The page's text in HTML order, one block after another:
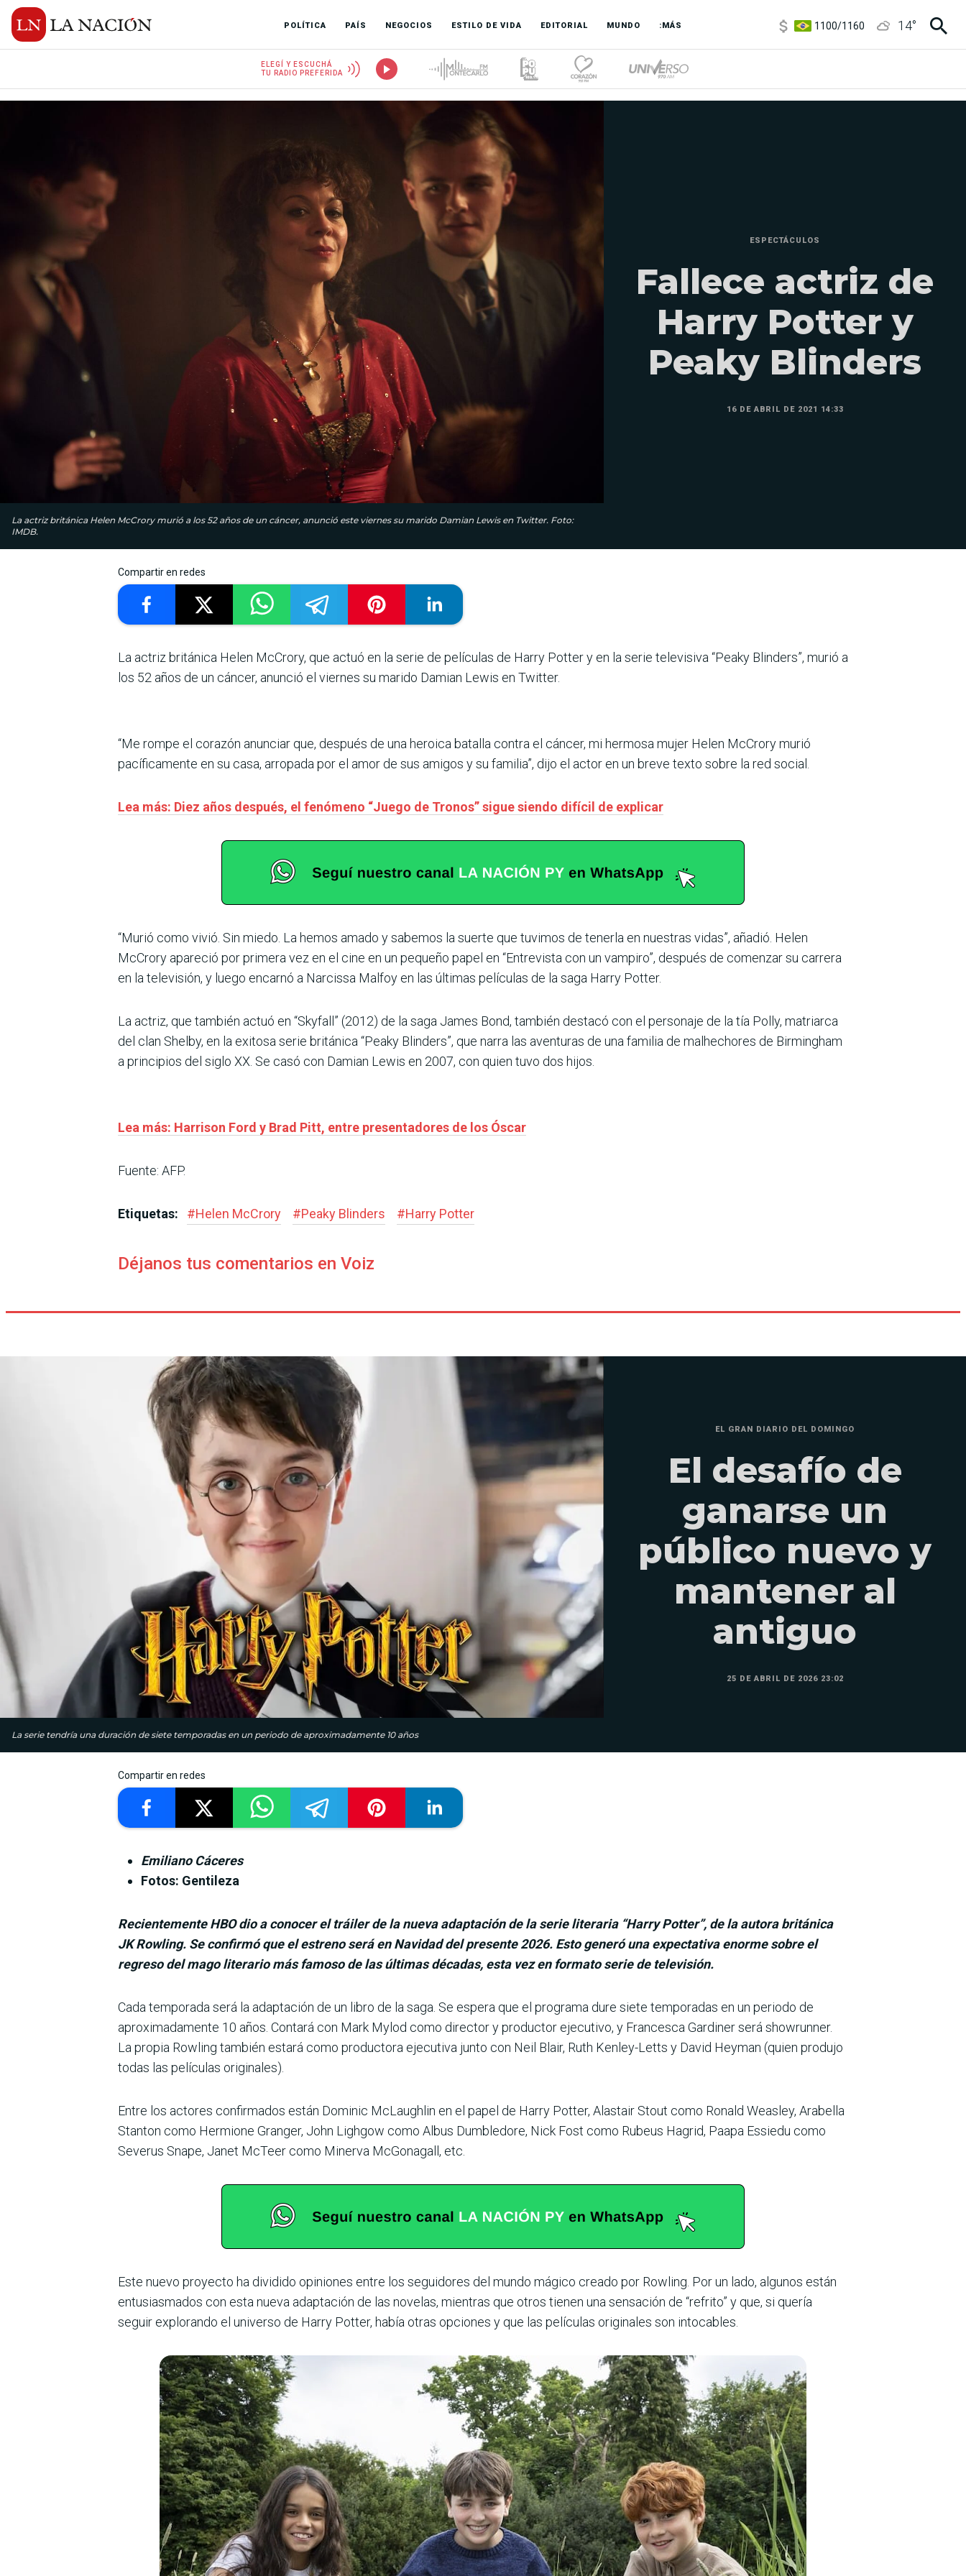
POLÍTICA PAÍS NEGOCIOS ESTILO DE VIDA EDITORIAL MUNDO :MÁS
3,8/4
14°
ELEGÍ Y ESCUCHÁ
TU RADIO PREFERIDA
La actriz británica Helen McCrory murió a los 52 años de un cáncer, anunció este viernes su marido Damian Lewis en Twitter. Foto:
IMDB.
ESPECTÁCULOS
Fallece actriz de
Harry Potter y
Peaky Blinders
16 DE ABRIL DE 2021 14:33
Compartir en redes
La actriz británica Helen McCrory, que actuó en la serie de películas de Harry Potter y en la serie televisiva “Peaky Blinders”, murió a
los 52 años de un cáncer, anunció el viernes su marido Damian Lewis en Twitter.
“Me rompe el corazón anunciar que, después de una heroica batalla contra el cáncer, mi hermosa mujer Helen McCrory murió
pacíficamente en su casa, arropada por el amor de sus amigos y su familia”, dijo el actor en un breve texto sobre la red social.
Lea más: Diez años después, el fenómeno “Juego de Tronos” sigue siendo difícil de explicar
“Murió como vivió. Sin miedo. La hemos amado y sabemos la suerte que tuvimos de tenerla en nuestras vidas”, añadió. Helen
McCrory apareció por primera vez en el cine en un pequeño papel en “Entrevista con un vampiro”, después de comenzar su carrera
en la televisión, y luego encarnó a Narcissa Malfoy en las últimas películas de la saga Harry Potter.
La actriz, que también actuó en “Skyfall” (2012) de la saga James Bond, también destacó con el personaje de la tía Polly, matriarca
del clan Shelby, en la exitosa serie británica “Peaky Blinders”, que narra las aventuras de una familia de malhechores de Birmingham
a principios del siglo XX. Se casó con Damian Lewis en 2007, con quien tuvo dos hijos.
Lea más: Harrison Ford y Brad Pitt, entre presentadores de los Óscar
Fuente: AFP.
Etiquetas: #Helen McCrory #Peaky Blinders #Harry Potter
Déjanos tus comentarios en Voiz
La serie tendría una duración de siete temporadas en un periodo de aproximadamente 10 años
EL GRAN DIARIO DEL DOMINGO
El desafío de
ganarse un
público nuevo y
mantener al
antiguo
25 DE ABRIL DE 2026 23:02
Compartir en redes
Emiliano Cáceres
Fotos: Gentileza
Recientemente HBO dio a conocer el tráiler de la nueva adaptación de la serie literaria “Harry Potter”, de la autora británica
JK Rowling. Se confirmó que el estreno será en Navidad del presente 2026. Esto generó una expectativa enorme sobre el
regreso del mago literario más famoso de las últimas décadas, esta vez en formato serie de televisión.
Cada temporada será la adaptación de un libro de la saga. Se espera que el programa dure siete temporadas en un periodo de
aproximadamente 10 años. Contará con Mark Mylod como director y productor ejecutivo, y Francesca Gardiner será showrunner.
La propia Rowling también estará como productora ejecutiva junto con Neil Blair, Ruth Kenley-Letts y David Heyman (quien produjo
todas las películas originales).
Entre los actores confirmados están Dominic McLaughlin en el papel de Harry Potter, Alastair Stout como Ronald Weasley, Arabella
Stanton como Hermione Granger, John Lighgow como Albus Dumbledore, Nick Fost como Rubeus Hagrid, Paapa Essiedu como
Severus Snape, Janet McTeer como Minerva McGonagall, etc.
Este nuevo proyecto ha dividido opiniones entre los seguidores del mundo mágico creado por Rowling. Por un lado, algunos están
entusiasmados con esta nueva adaptación de las novelas, mientras que otros tienen una sensación de “refrito” y que, si quería
seguir explorando el universo de Harry Potter, había otras opciones y que las películas originales son intocables.